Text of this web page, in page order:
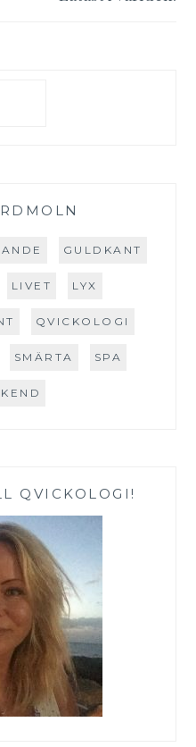
GULDKANT
LIVET LYX
QVICKOLOGI
SMÄRTA SPA
QVICKOLOGI!